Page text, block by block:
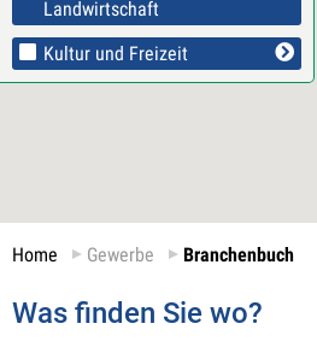
Landwirtschaft
Kultur und Freizeit
Home Gewerbe Branchenbuch
Was finden Sie wo?